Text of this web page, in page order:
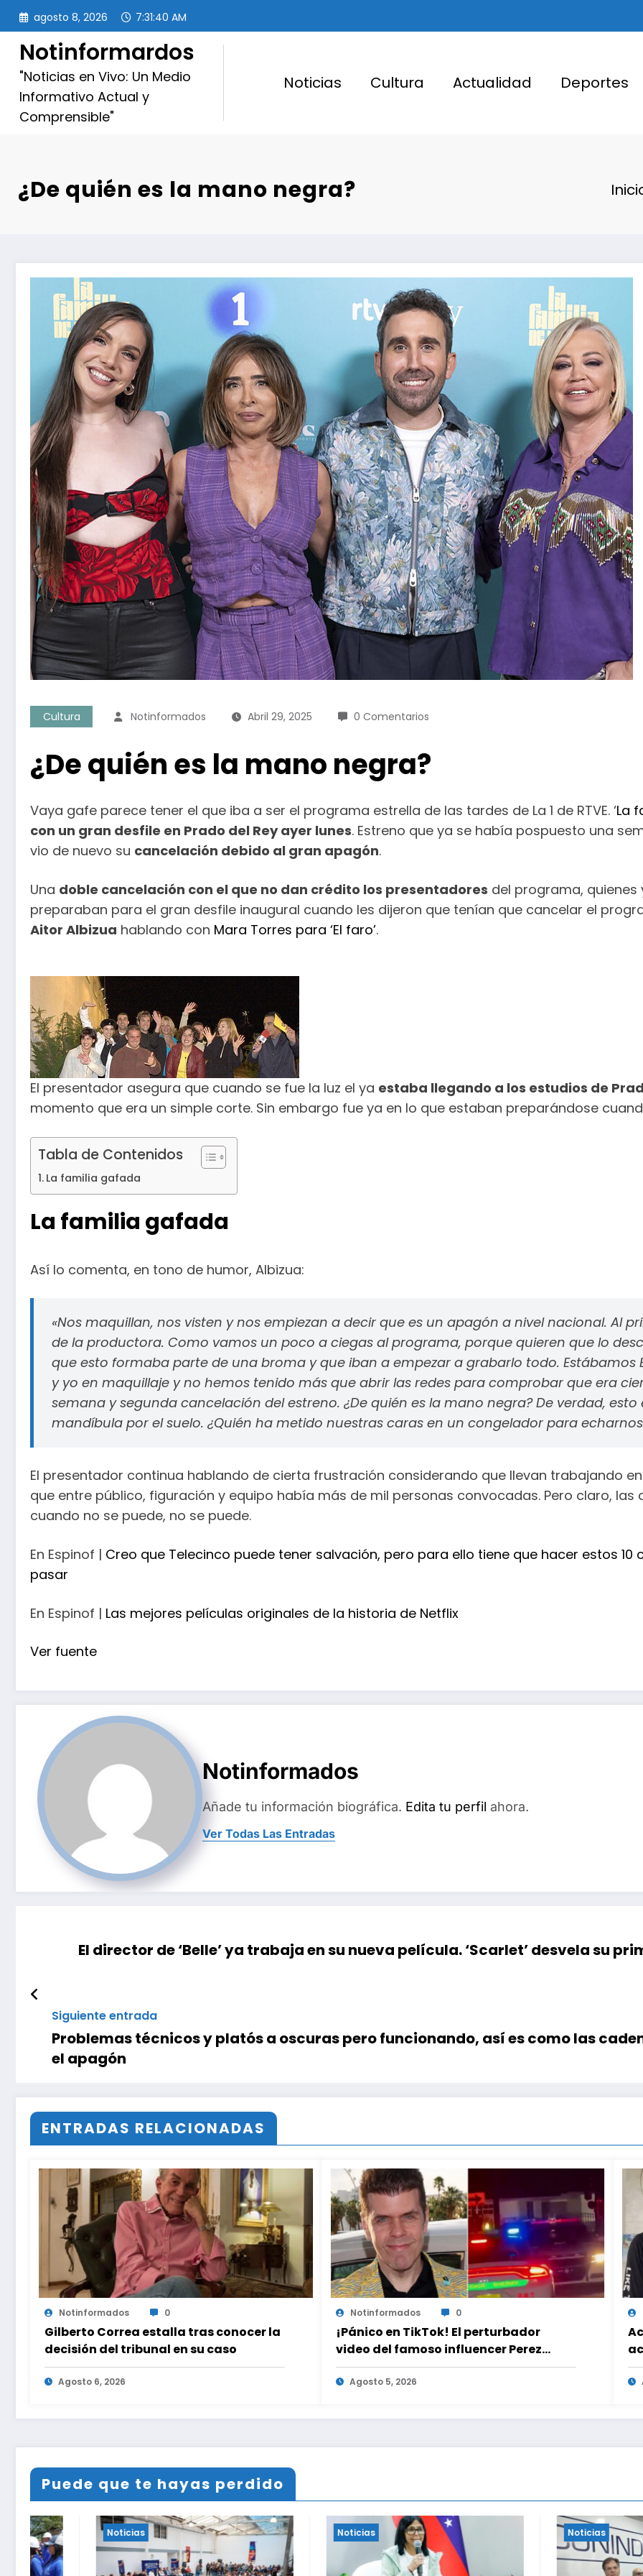
Saltar
contenido
agosto 8, 2026 7:31:41 AM
Notinformardos
"Noticias en Vivo: Un Medio
Informativo Actual y
Comprensible"
Noticias Cultura Actualidad Deportes
¿De quién es la mano negra?
Cultura Notinformados Abril 29, 2025 0 Comentarios
¿De quién es la mano negra?
Vaya gafe parece tener el que iba a ser el programa estrella de las tardes de La 1 de RTVE. ‘La
con un gran desfile en Prado del Rey ayer lunes. Estreno que ya se había pospuesto una
vio de nuevo su cancelación debido al gran apagón.
Una doble cancelación con el que no dan crédito los presentadores del programa,
preparaban para el gran desfile inaugural cuando les dijeron que tenían que cancelar el
Aitor Albizua hablando con Mara Torres para ‘El faro’.
El presentador asegura que cuando se fue la luz el ya estaba llegando a los estudios de
momento que era un simple corte. Sin embargo fue ya en lo que estaban preparándose
Tabla de Contenidos
La familia gafada
La familia gafada
Así lo comenta, en tono de humor, Albizua:
«Nos maquillan, nos visten y nos empiezan a decir que es un apagón a nivel nacional. Al
de la productora. Como vamos un poco a ciegas al programa, porque quieren que lo
que esto formaba parte de una broma y que iban a empezar a grabarlo todo. Estábamos
y yo en maquillaje y no hemos tenido más que abrir las redes para comprobar que era
semana y segunda cancelación del estreno. ¿De quién es la mano negra? De verdad,
mandíbula por el suelo. ¿Quién ha metido nuestras caras en un congelador para
El presentador continua hablando de cierta frustración considerando que llevan trabajando
que entre público, figuración y equipo había más de mil personas convocadas. Pero claro,
cuando no se puede, no se puede.
En Espinof | Creo que Telecinco puede tener salvación, pero para ello tiene que hacer estos
pasar
En Espinof | Las mejores películas originales de la historia de Netflix
Ver fuente
Notinformados
Añade tu información biográfica. Edita tu perfil ahora.
Ver Todas Las Entradas
El director de ‘Belle’ ya trabaja en su nueva película. ‘Scarlet’ desvela su
Siguiente entrada
Problemas técnicos y platós a oscuras pero funcionando, así es como las
el apagón
ENTRADAS RELACIONADAS
Notinformados 0
Gilberto Correa estalla tras conocer la
decisión del tribunal en su caso
Agosto 6, 2026
Notinformados 0
¡Pánico en TikTok! El perturbador
video del famoso influencer Perez
Hilton que obligó a sus fans a pedir
ayuda médica
Agosto 5, 2026
es
Puede que te hayas perdido
Noticias Noticias